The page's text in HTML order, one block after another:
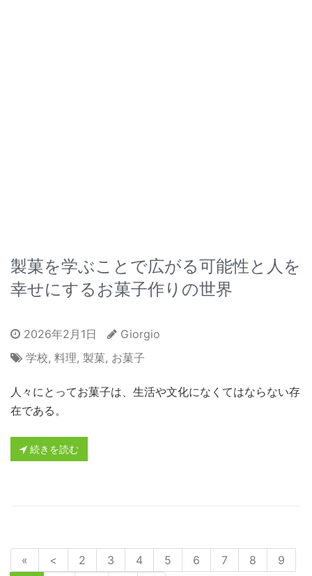
製菓を学ぶことで広がる可能性と人を
幸せにするお菓子作りの世界
2026年2月1日
Giorgio
学校, 料理, 製菓, お菓子
人々にとってお菓子は、生活や文化になくてはならない存
在である。
続きを読む
« < 2 3 4 5 6 7 8
9